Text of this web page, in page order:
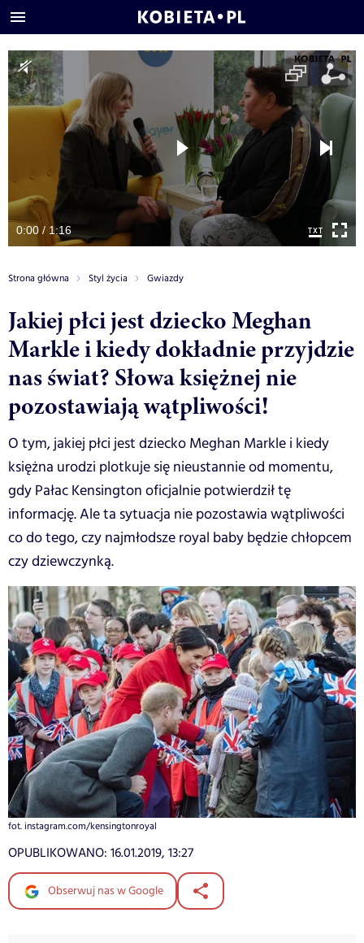
0:00 / 1:16
Strona główna Styl życia Gwiazdy
Jakiej płci jest dziecko Meghan
Markle i kiedy dokładnie przyjdzie
nas świat? Słowa księżnej nie
pozostawiają wątpliwości!
O tym, jakiej płci jest dziecko Meghan Markle i kiedy
księżna urodzi plotkuje się nieustannie od momentu,
gdy Pałac Kensington oficjalnie potwierdził tę
informację. Ale ta sytuacja nie pozostawia wątpliwości
co do tego, czy najmłodsze royal baby będzie chłopcem
czy dziewczynką.
fot. instagram.com/kensingtonroyal
OPUBLIKOWANO: 16.01.2019, 13:27
Obserwuj nas w Google